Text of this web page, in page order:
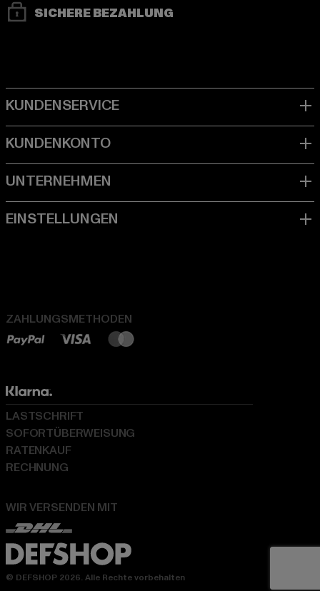
SICHERE BEZAHLUNG
ZAHLUNGSMETHODEN
WIR VERSENDEN MIT
LASTSCHRIFT
SOFORTÜBERWEISUNG
RATENKAUF
RECHNUNG
© DEFSHOP 2026. Alle Rechte vorbehalten